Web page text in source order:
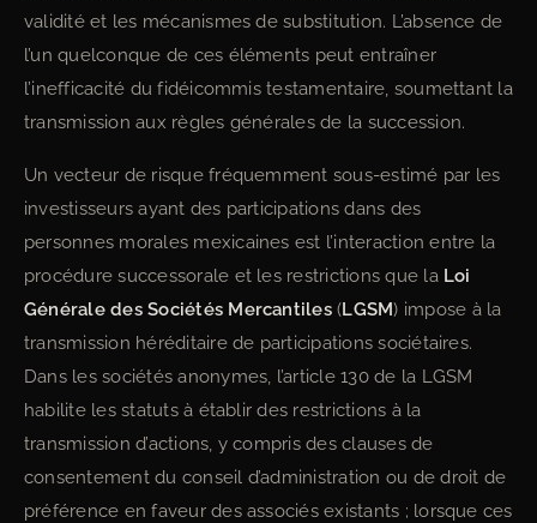
validité et les mécanismes de substitution. L’absence de
l’un quelconque de ces éléments peut entraîner
l’inefficacité du fidéicommis testamentaire, soumettant la
transmission aux règles générales de la succession.
Un vecteur de risque fréquemment sous-estimé par les
investisseurs ayant des participations dans des
personnes morales mexicaines est l’interaction entre la
procédure successorale et les restrictions que la Loi
Générale des Sociétés Mercantiles(LGSM) impose à la
transmission héréditaire de participations sociétaires.
Dans les sociétés anonymes, l’article 130 de la LGSM
habilite les statuts à établir des restrictions à la
transmission d’actions, y compris des clauses de
consentement du conseil d’administration ou de droit de
préférence en faveur des associés existants ; lorsque ces